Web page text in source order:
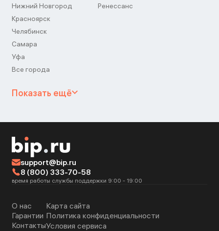
Нижний Новгород
Красноярск
Челябинск
Самара
Уфа
Все города
Ренессанс
Показать ещё
support@bip.ru
8 (800) 333-70-58
время работы службы поддержки 9:00 - 19:00
О нас
Гарантии
Контакты
Карта сайта
Политика конфиденциальности
Условия сервиса